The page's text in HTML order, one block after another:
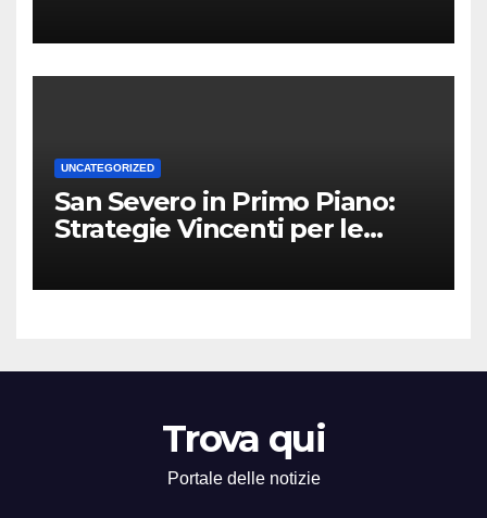
UNCATEGORIZED
San Severo in Primo Piano:
Strategie Vincenti per le
Territorio
Trova qui
Portale delle notizie